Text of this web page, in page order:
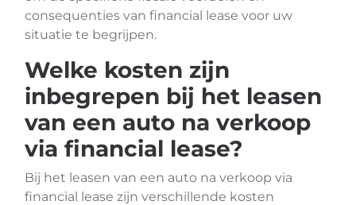
consequenties van financial lease voor uw
situatie te begrijpen.
Welke kosten zijn
inbegrepen bij het leasen
van een auto na verkoop
via financial lease?
Bij het leasen van een auto na verkoop via
financial lease zijn verschillende kosten